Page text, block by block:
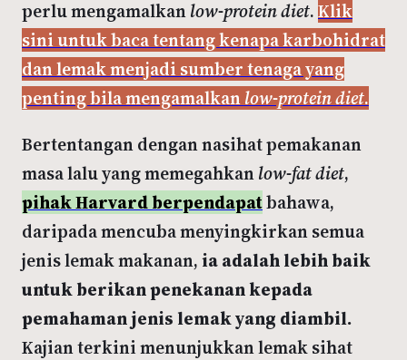
perlu mengamalkanlow-protein diet.Klik
sini untuk baca tentang kenapa karbohidrat
dan lemak menjadi sumber tenaga yang
penting bila mengamalkanlow-protein diet.
Bertentangan dengan nasihat pemakanan
masa lalu yang memegahkanlow-fat diet,
pihak Harvard berpendapatbahawa,
daripada mencuba menyingkirkan semua
jenis lemak makanan,ia adalah lebih baik
untuk berikan penekanan kepada
pemahaman jenis lemak yang diambil.
Kajian terkini menunjukkan lemak sihat